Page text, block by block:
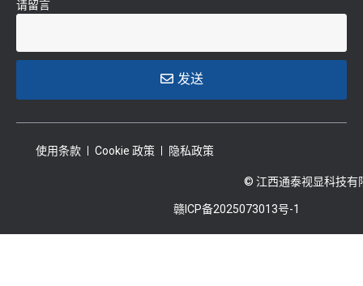
请留言
发送
使用条款 Cookie 政策 隐私政策
© 江西通泰视显科技有
赣ICP备2025073013号-1